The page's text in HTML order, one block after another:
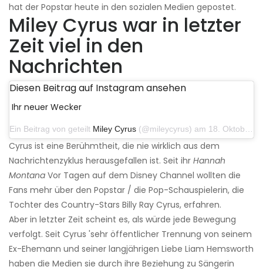
hat der Popstar heute in den sozialen Medien gepostet.
Miley Cyrus war in letzter
Zeit viel in den
Nachrichten
Diesen Beitrag auf Instagram ansehen
Ihr neuer Wecker
Ein Beitrag von geteilt Miley Cyrus (@mileycyrus) am 18. Oktober 2019 um 19:03 Uhr PDT
Cyrus ist eine Berühmtheit, die nie wirklich aus dem
Nachrichtenzyklus herausgefallen ist. Seit ihr Hannah
Montana Vor Tagen auf dem Disney Channel wollten die
Fans mehr über den Popstar / die Pop-Schauspielerin, die
Tochter des Country-Stars Billy Ray Cyrus, erfahren.
Aber in letzter Zeit scheint es, als würde jede Bewegung
verfolgt. Seit Cyrus 'sehr öffentlicher Trennung von seinem
Ex-Ehemann und seiner langjährigen Liebe Liam Hemsworth
haben die Medien sie durch ihre Beziehung zu Sängerin